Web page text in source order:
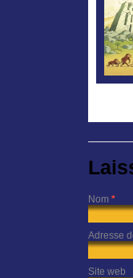
Nom *
Adresse
Site web